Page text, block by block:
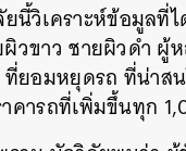
ยนี้วิเคราะห์ข้อมูลที่
วขาว ชายผิวดำ
ที่ยอมหยุดรถ ที่น่า
คารถที่เพิ่มขึ้นทุก